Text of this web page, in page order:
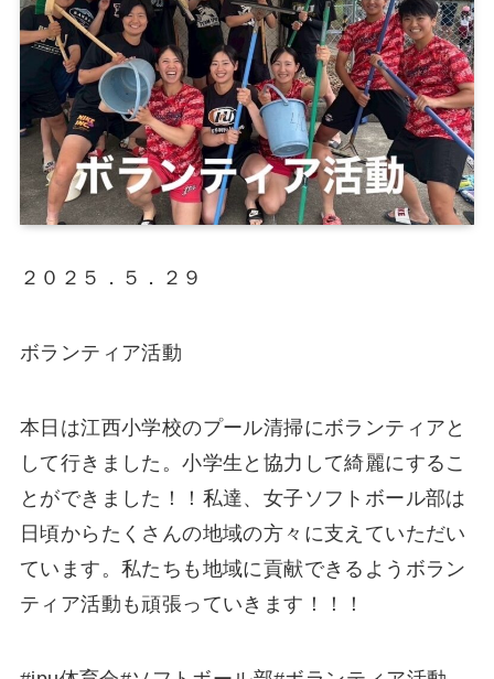
２０２５．５．２９
ボランティア活動
本日は江西小学校のプール清掃にボランティアと
して行きました。小学生と協力して綺麗にするこ
とができました！！私達、女子ソフトボール部は
日頃からたくさんの地域の方々に支えていただい
ています。私たちも地域に貢献できるようボラン
ティア活動も頑張っていきます！！！